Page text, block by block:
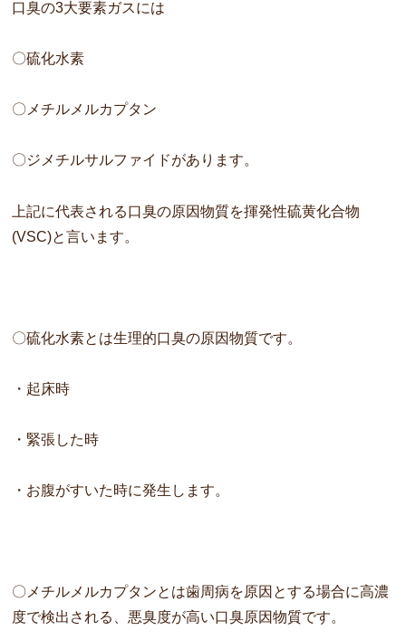
口臭の3大要素ガスには
〇硫化水素
〇メチルメルカプタン
〇ジメチルサルファイドがあります。
上記に代表される口臭の原因物質を揮発性硫黄化合物
(VSC)と言います。
〇硫化水素とは生理的口臭の原因物質です。
・起床時
・緊張した時
・お腹がすいた時に発生します。
〇メチルメルカプタンとは歯周病を原因とする場合に高濃
度で検出さ れる、悪臭度が高い口臭原因物質です。